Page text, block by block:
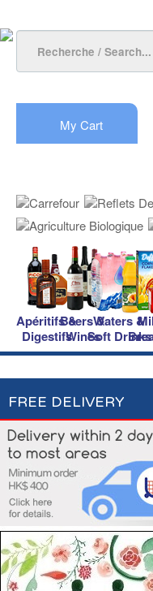
My Cart
Apéritifs &
Digestifs
Beers &
Wines
Waters &
Soft Drinks
FREE DELIVERY